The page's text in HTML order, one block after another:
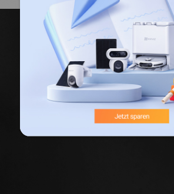
Anzeige mit
Haben einige Ihrer Geräte
LED-Leuchten, die Sie nachts
T31 verfügt über Anzeigen mit
Helligkeit. Passen Sie den
EZVIZ-App perfekt an Ihre